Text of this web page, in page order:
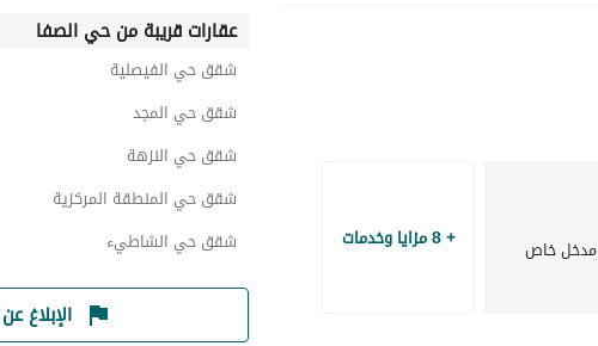
مدخل خاص + 8 مزايا وخدمات
عقارات قريبة من حي الصفا
شقق حي الفيصلية
شقق حي المجد
شقق حي النزهة
شقق حي المنطقة المركزية
شقق حي الشاطيء
الإبلاغ